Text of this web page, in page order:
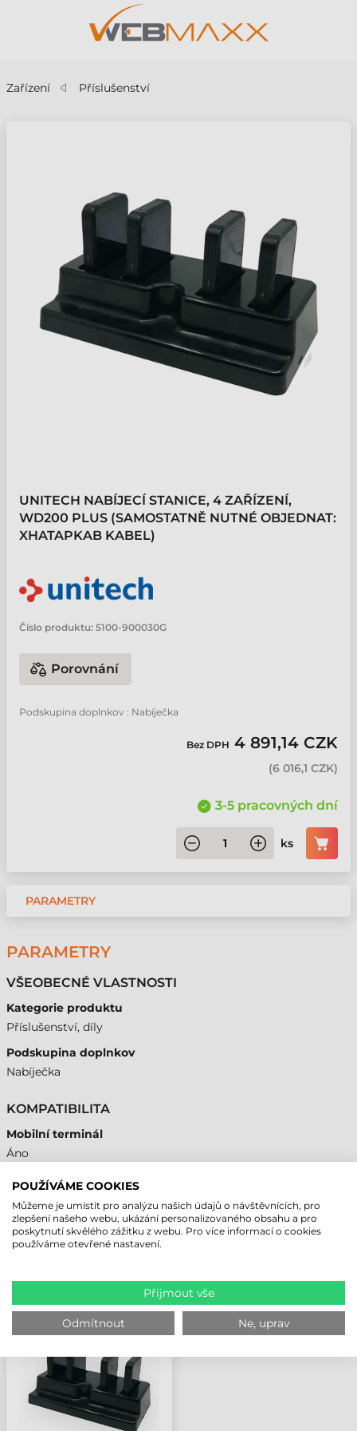
Zařízení Příslušenství
UNITECH NABÍJECÍ STANICE, 4 ZAŘÍZENÍ,
WD200 PLUS (SAMOSTATNĚ NUTNÉ OBJEDNAT:
XHATAPKAB KABEL)
Číslo produktu: 5100-900030G
Porovnání
Podskupina doplnkov : Nabíječka
Bez DPH 4 891,14 CZK
(6 016,1 CZK)
3-5 pracovných dní
ks
PARAMETRY
PARAMETRY
VŠEOBECNÉ VLASTNOSTI
Kategorie produktu
Příslušenství, díly
Podskupina doplnkov
Nabíječka
KOMPATIBILITA
Mobilní terminál
Áno
NAPOSLEDY PROHLÍŽENÉ PRODUKTY
UNITECH NABÍJECÍ
STANICE, 4 ZAŘÍZENÍ,
WD200 PLUS
(SAMOSTATNĚ NUTNÉ
XHATAPKAB KABEL)
POUŽÍVÁME COOKIES
Můžeme je umístit pro analýzu našich údajů o návštěvnících, pro
zlepšení našeho webu, ukázání personalizovaného obsahu a pro
poskytnutí skvělého zážitku z webu. Pro více informací o cookies
používáme otevřené nastavení.
Přijmout vše
Odmítnout Ne, uprav